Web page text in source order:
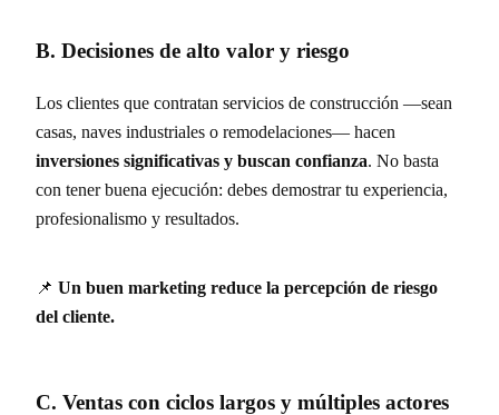
B. Decisiones de alto valor y riesgo
Los clientes que contratan servicios de construcción —sean
casas, naves industriales o remodelaciones— hacen
inversiones significativas y buscan confianza. No basta
con tener buena ejecución: debes demostrar tu experiencia,
profesionalismo y resultados.
📌 Un buen marketing reduce la percepción de riesgo
del cliente.
C. Ventas con ciclos largos y múltiples actores